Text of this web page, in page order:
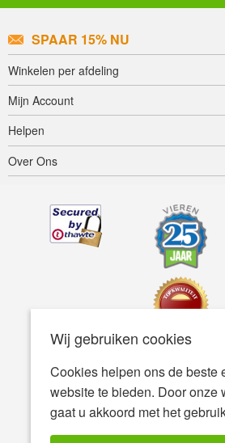
Wij gebruiken cookies
Cookies helpen ons de beste
website te bieden. Door onze
gaat u akkoord met het
SPAAR 15% NU
Winkelen per afdeling
Mijn Account
Helpen
Over Ons
Toegankelijkheid
Veiligheidsbeleid
© Copyright 2001-2026 BIOVEA. Alle